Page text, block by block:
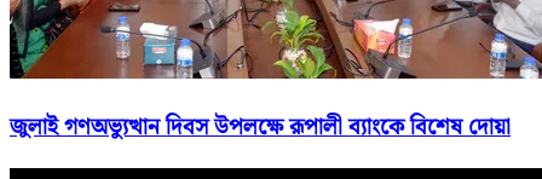
জুলাই গণঅভ্যুত্থান দিবস উপলক্ষে রূপালী ব্যাংকে বিশেষ দোয়া